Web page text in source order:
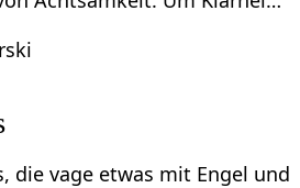
die vage etwas mit Engel und